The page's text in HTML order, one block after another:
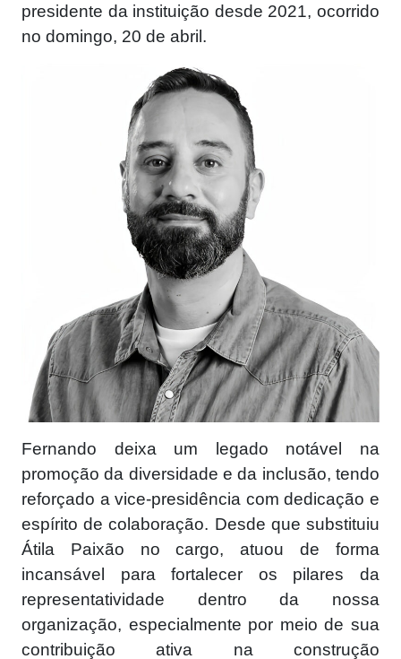
presidente da instituição desde 2021, ocorrido
no domingo, 20 de abril.
Fernando deixa um legado notável na
promoção da diversidade e da inclusão, tendo
reforçado a vice-presidência com dedicação e
espírito de colaboração. Desde que substituiu
Átila Paixão no cargo, atuou de forma
incansável para fortalecer os pilares da
representatividade dentro da nossa
organização, especialmente por meio de sua
contribuição ativa na construção